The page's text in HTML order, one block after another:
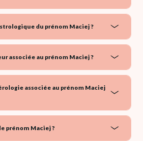
du prénom Maciej ?
associée au prénom Maciej ?
associée au prénom Maciej
prénom Maciej ?